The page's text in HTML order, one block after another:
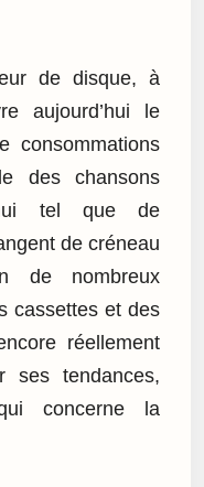
de disque, à
aujourd’hui le
consommations
des chansons
tel que de
de créneau
de nombreux
cassettes et des
réellement
ses tendances,
concerne la